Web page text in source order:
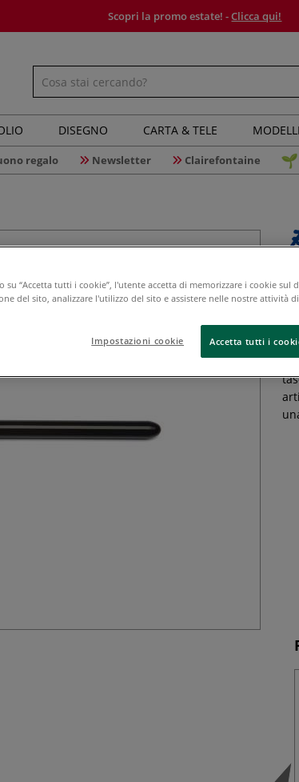
Scopri la promo estate! -Clicca qui!
DISEGNO CARTA & TELE
regalo Newsletter Clairefontaine
Il
su “Accetta tutti i cookie”, l'utente accetta di memorizzare i cookie sul
del sito, analizzare l'utilizzo del sito e assistere nelle nostre attività
Impostazioni cookie Accetta tutti i